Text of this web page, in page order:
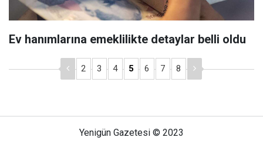
Ev hanımlarına emeklilikte detaylar belli oldu
2 3 4 5 6 7 8
Yenigün Gazetesi © 2023